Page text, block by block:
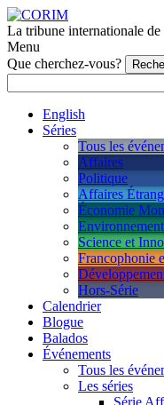
La tribune internationale
Menu
Que cherchez-vous?
English
Séries
Tous les
Affaires
Politique
Affaires
Économie
Environnement
Science et
Francophonie
Hors-Série
Calendrier
Blogue
Balados
Événements
Tous les
Les séries
Série